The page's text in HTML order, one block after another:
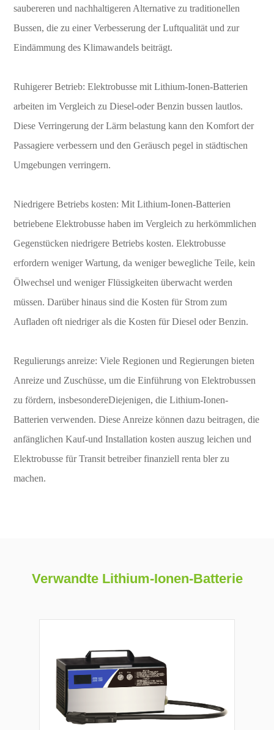
saubereren und nachhaltigeren Alternative zu traditionellen
Bussen, die zu einer Verbesserung der Luftqualität und zur
Eindämmung des Klimawandels beiträgt.
Ruhigerer Betrieb: Elektrobusse mit Lithium-Ionen-Batterien
arbeiten im Vergleich zu Diesel-oder Benzin bussen lautlos.
Diese Verringerung der Lärm belastung kann den Komfort der
Passagiere verbessern und den Geräusch pegel in städtischen
Umgebungen verringern.
Niedrigere Betriebs kosten: Mit Lithium-Ionen-Batterien
betriebene Elektrobusse haben im Vergleich zu herkömmlichen
Gegenstücken niedrigere Betriebs kosten. Elektrobusse
erfordern weniger Wartung, da weniger bewegliche Teile, kein
Ölwechsel und weniger Flüssigkeiten überwacht werden
müssen. Darüber hinaus sind die Kosten für Strom zum
Aufladen oft niedriger als die Kosten für Diesel oder Benzin.
Regulierungs anreize: Viele Regionen und Regierungen bieten
Anreize und Zuschüsse, um die Einführung von Elektrobussen
zu fördern, insbesondereDiejenigen, die Lithium-Ionen-
Batterien verwenden. Diese Anreize können dazu beitragen, die
anfänglichen Kauf-und Installation kosten auszug leichen und
Elektrobusse für Transit betreiber finanziell renta bler zu
machen.
Verwandte Lithium-Ionen-Batterie